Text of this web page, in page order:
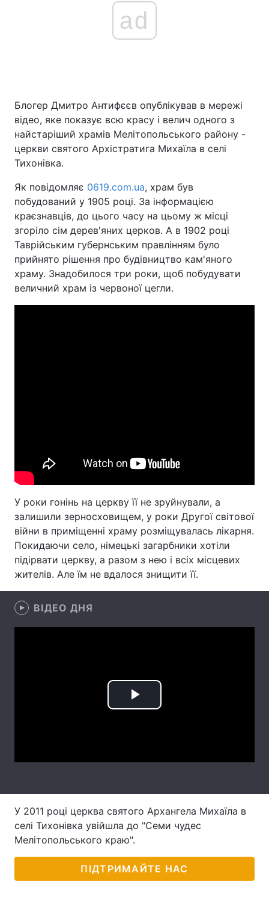
Головна Війна
Економіка Світ
Спорт Наука
Техно і зв'язок Лайт
Зброя Інциденти
Здоров'я Туризм
Архів
Контакти
Послуги
ad
Блогер Дмитро Антифєєв опублікував в мережі
відео, яке показує всю красу і велич одного з
найстаріший храмів Мелітопольського району -
церкви святого Архістратига Михаїла в селі
Тихонівка.
Як повідомляє 0619.com.ua, храм був
побудований у 1905 році. За інформацією
краєзнавців, до цього часу на цьому ж місці
згоріло сім дерев'яних церков. А в 1902 році
Таврійським губернським правлінням було
прийнято рішення про будівництво кам'яного
храму. Знадобилося три роки, щоб побудувати
величний храм із червоної цегли.
У роки гонінь на церкву її не зруйнували, а
залишили зерносховищем, у роки Другої світової
війни в приміщенні храму розміщувалась лікарня.
Покидаючи село, німецькі загарбники хотіли
підірвати церкву, а разом з нею і всіх місцевих
жителів. Але їм не вдалося знищити її.
ВІДЕО ДНЯ
Play
У 2011 році церква святого Архангела Михаїла в
селі Тихонівка увійшла до "Семи чудес
Мелітопольського краю".
ПІДТРИМАЙТЕ НАС